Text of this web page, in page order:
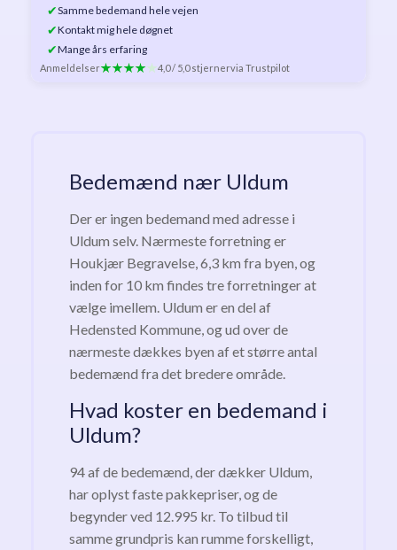
✔Samme bedemand hele vejen
✔Kontakt mig hele døgnet
✔Mange års erfaring
Anmeldelser 4,0 / 5,0 stjernervia Trustpilot
Bedemænd nær Uldum
Der er ingen bedemand med adresse i
Uldum selv. Nærmeste forretning er
Houkjær Begravelse, 6,3 km fra byen, og
inden for 10 km findes tre forretninger at
vælge imellem. Uldum er en del af
Hedensted Kommune, og ud over de
nærmeste dækkes byen af et større antal
bedemænd fra det bredere område.
Hvad koster en bedemand i
Uldum?
94 af de bedemænd, der dækker Uldum,
har oplyst faste pakkepriser, og de
begynder ved 12.995 kr. To tilbud til
samme grundpris kan rumme forskelligt,